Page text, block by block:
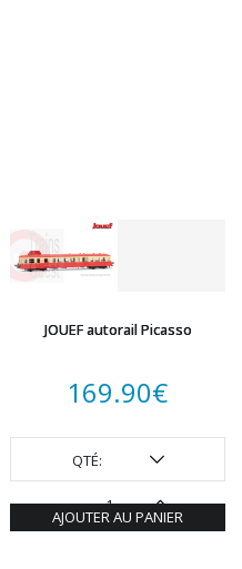
JOUEF autorail Picasso
169.90€
QTÉ:
AJOUTER AU PANIER